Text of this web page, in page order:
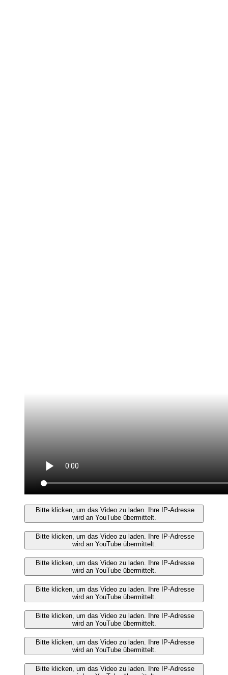
Bitte klicken, um das Video zu laden. Ihre IP-Adresse
wird an YouTube übermittelt.
Bitte klicken, um das Video zu laden. Ihre IP-Adresse
wird an YouTube übermittelt.
Bitte klicken, um das Video zu laden. Ihre IP-Adresse
wird an YouTube übermittelt.
Bitte klicken, um das Video zu laden. Ihre IP-Adresse
wird an YouTube übermittelt.
Bitte klicken, um das Video zu laden. Ihre IP-Adresse
wird an YouTube übermittelt.
Bitte klicken, um das Video zu laden. Ihre IP-Adresse
wird an YouTube übermittelt.
Bitte klicken, um das Video zu laden. Ihre IP-Adresse